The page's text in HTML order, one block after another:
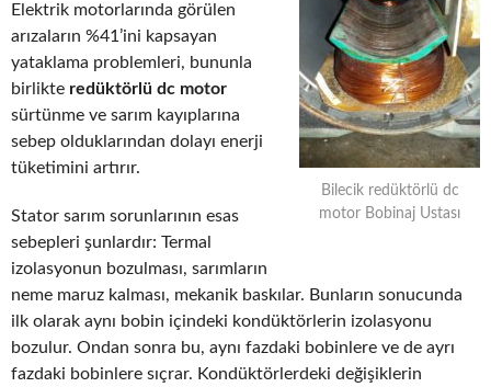
Bilecik redüktörlü dc
motor Bobinaj Ustası
Elektrik motorlarında görülen
arızaların %41’ini kapsayan
yataklama problemleri, bununla
birlikte redüktörlü dc motor
sürtünme ve sarım kayıplarına
sebep olduklarından dolayı enerji
tüketimini artırır.
Stator sarım sorunlarının esas
sebepleri şunlardır: Termal
izolasyonun bozulması, sarımların
neme maruz kalması, mekanik baskılar. Bunların sonucunda
ilk olarak aynı bobin içindeki kondüktörlerin izolasyonu
bozulur. Ondan sonra bu, aynı fazdaki bobinlere ve de ayrı
fazdaki bobinlere sıçrar. Kondüktörlerdeki değişiklerin